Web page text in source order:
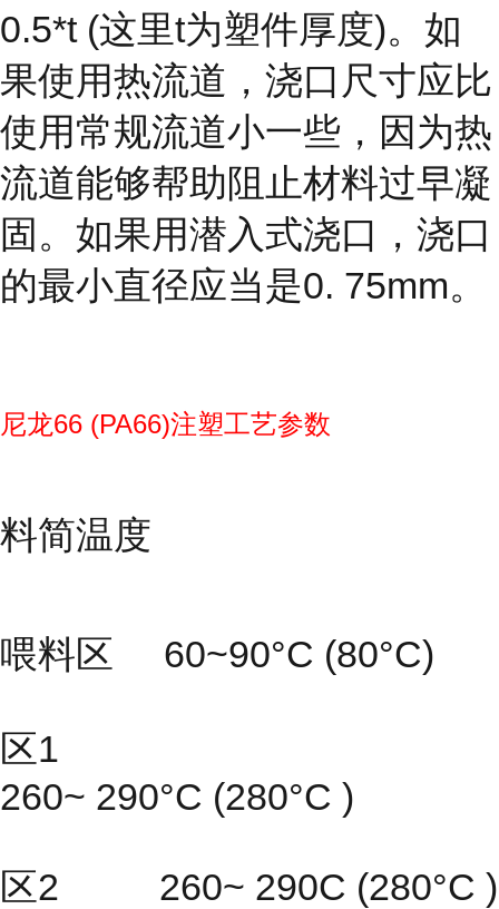
0.5*t (这里t为塑件厚度)。如
果使用热流道，浇口尺寸应比
使用常规流道小一些，因为热
流道能够帮助阻止材料过早凝
固。如果用潜入式浇口，浇口
的最小直径应当是0. 75mm。
尼龙66 (PA66)注塑工艺参数
料简温度
喂料区 60~90°C (80°C)
区1
260~ 290°C (280°C )
区2 260~ 290C (280°C )